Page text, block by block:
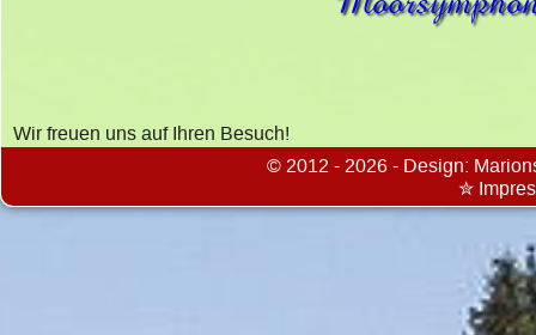
Wir freuen uns auf Ihren Besuch!
© 2012 - 2026 - Design:
✮